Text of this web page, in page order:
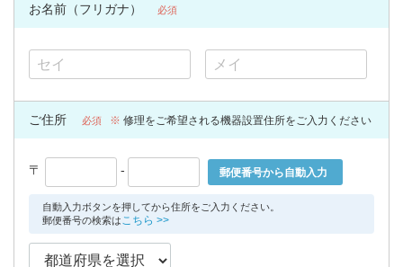
お名前（フリガナ） 必須
ご住所 必須 修理をご希望される機器設置住所をご入力ください
〒 - 郵便番号から自動入力
自動入力ボタンを押してから住所をご入力ください。
郵便番号の検索はこちら